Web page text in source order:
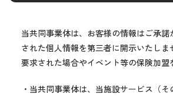
当共同事業体は、お客様の情報はご承
された個人情報を第三者に開示いたしま
要求された場合やイベント等の保険加盟
・当共同事業体は、当施設サービス（